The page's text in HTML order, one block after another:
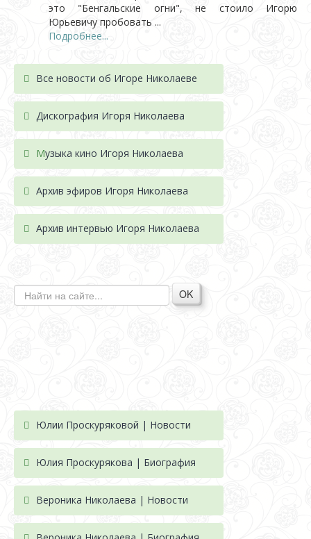
это "Бенгальские огни", не стоило Игорю
Юрьевичу пробовать ...
Подробнее...
Все новости об Игоре Николаеве
Дискография Игоря Николаева
Музыка кино Игоря Николаева
Архив эфиров Игоря Николаева
Архив интервью Игоря Николаева
OK
Юлии Проскуряковой | Новости
Юлия Проскурякова | Биография
Вероника Николаева | Новости